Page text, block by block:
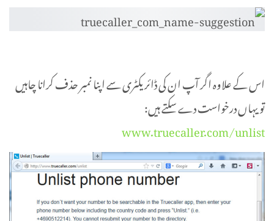
اس کے علاوہ اگر آپ ان کی ڈائریکٹری سے اپنا نمبر حذف کرانا چاہیں
تو یہاں درخواست دے سکتے ہیں:
www.truecaller.com/unlist